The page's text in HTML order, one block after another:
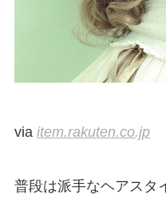
via item.rakuten.co.jp
普段は派手なヘアスタ